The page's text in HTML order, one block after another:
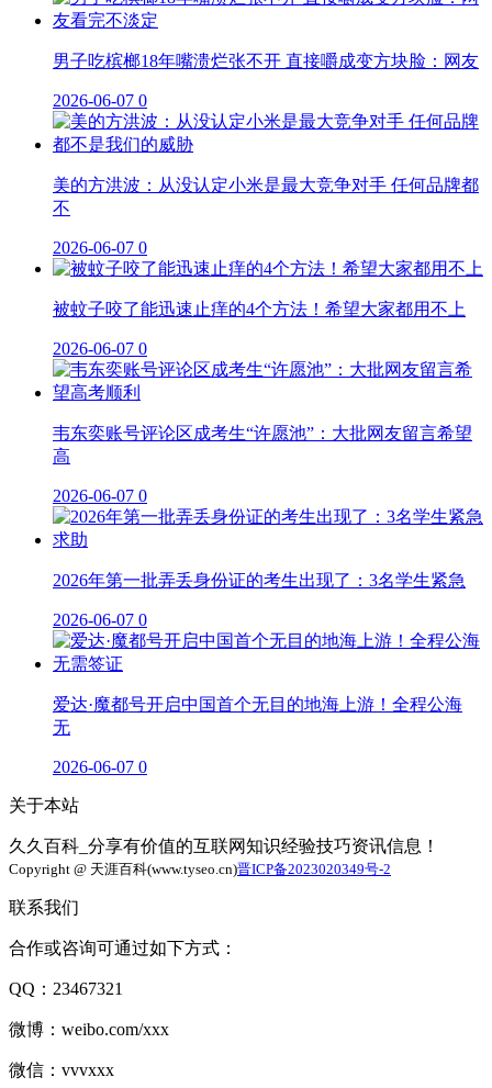
男子吃槟榔18年嘴溃烂张不开 直接嚼成变方块脸：网友
2026-06-07 0
美的方洪波：从没认定小米是最大竞争对手 任何品牌都
不
2026-06-07 0
被蚊子咬了能迅速止痒的4个方法！希望大家都用不上
2026-06-07 0
韦东奕账号评论区成考生“许愿池”：大批网友留言希望
高
2026-06-07 0
2026年第一批弄丢身份证的考生出现了：3名学生紧急
2026-06-07 0
爱达·魔都号开启中国首个无目的地海上游！全程公海
无
2026-06-07 0
关于本站
久久百科_分享有价值的互联网知识经验技巧资讯信息！
Copyright @ 天涯百科(www.tyseo.cn)晋ICP备2023020349号-2
联系我们
合作或咨询可通过如下方式：
QQ：23467321
微博：weibo.com/xxx
微信：vvvxxx